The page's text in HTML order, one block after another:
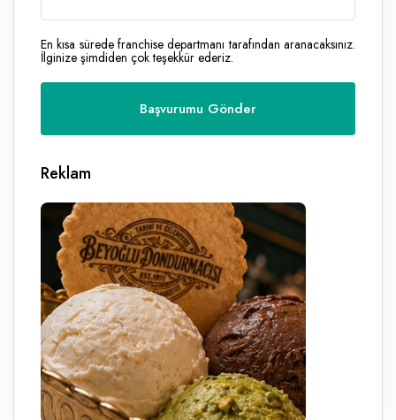
En kısa sürede franchise departmanı tarafından aranacaksınız.
İlginize şimdiden çok teşekkür ederiz.
Reklam